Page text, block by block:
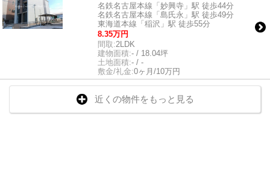
名鉄名古屋本線「妙興寺」駅 徒歩44分
名鉄名古屋本線「島氏永」駅 徒歩49分
東海道本線「稲沢」駅 徒歩55分
8.35万円
間取:2LDK
建物面積:- / 18.04坪
土地面積:- / -
敷金/礼金:0ヶ月/10万円
近くの物件をもっと見る